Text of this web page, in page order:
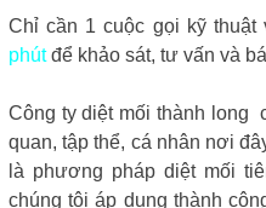
Chỉ cần 1 cuộc gọi kỹ
phút để khảo sát, tư vấn và
Công ty diệt mối thành long
quan, tập thể, cá nhân nơi
là phương pháp diệt mối
chúng tôi áp dụng thành